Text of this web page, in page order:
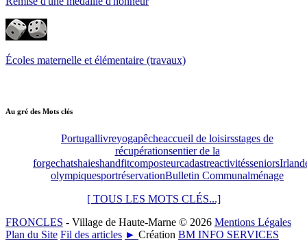
Écoles maternelle et élémentaire (travaux)
Au gré des Mots clés
Portugallivreyogapêcheaccueil de loisirsstages de
récupérationsentier de la
forgechatshaieshandfitcomposteurcadastreactivitésseniors
olympiquesportréservationBulletin Communalménage
[ TOUS LES MOTS CLÉS...]
FRONCLES - Village de Haute-Marne © 2026 Mentions Légales
Plan du Site Fil des articles ► Création BM INFO SERVICES